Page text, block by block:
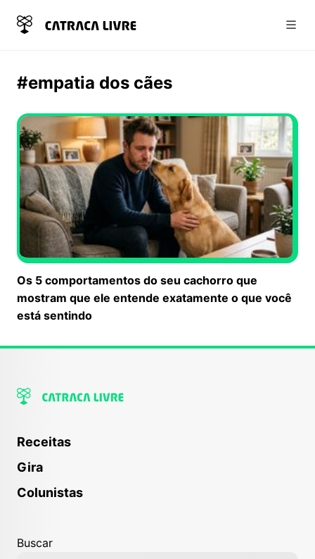
#empatia dos cães
Os 5 comportamentos do seu cachorro que
mostram que ele entende exatamente o que você
está sentindo
Receitas
Gira
Colunistas
Buscar